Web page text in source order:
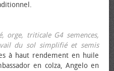
orge, triticale G4 semences,
du sol simplifié et semis
à haut rendement en huile
en colza, Angelo en